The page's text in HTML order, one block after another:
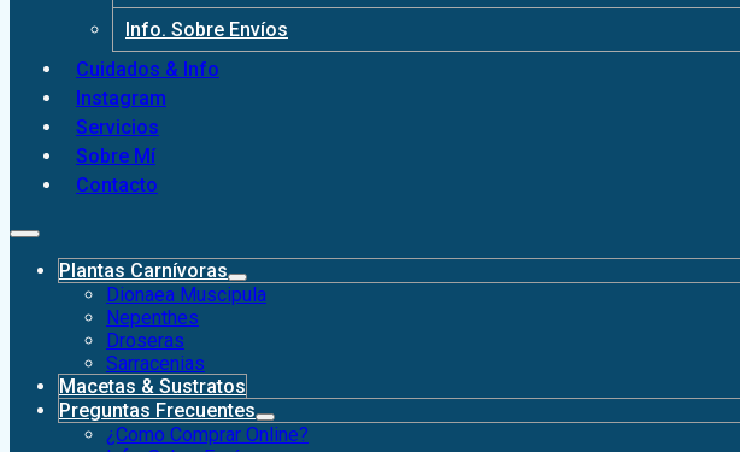
Info. Sobre Envíos
Cuidados & Info
Instagram
Servicios
Sobre Mí
Contacto
Plantas Carnívoras
Dionaea Muscipula
Nepenthes
Droseras
Sarracenias
Macetas & Sustratos
Preguntas Frecuentes
¿Como Comprar Online?